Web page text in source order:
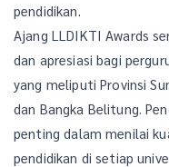
pendidikan.
Ajang LLDIKTI Awards
dan apresiasi bagi
yang meliputi Provinsi
dan Bangka Belitung.
penting dalam menilai
pendidikan di setiap